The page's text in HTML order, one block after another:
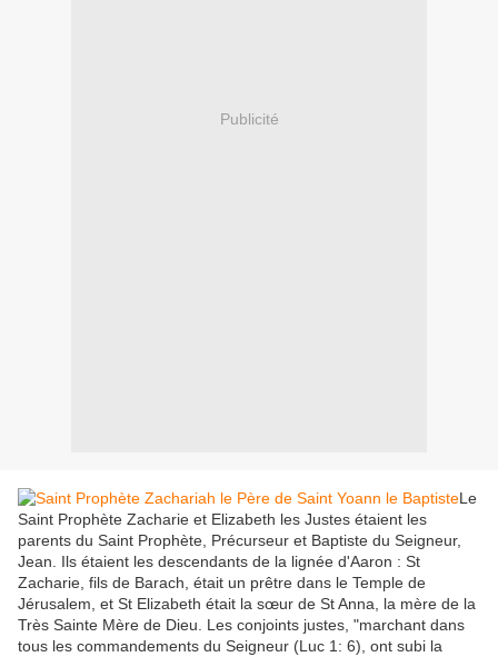
Publicité
Le
Saint Prophète Zacharie et Elizabeth les Justes étaient les
parents du Saint Prophète, Précurseur et Baptiste du Seigneur,
Jean. Ils étaient les descendants de la lignée d'Aaron : St
Zacharie, fils de Barach, était un prêtre dans le Temple de
Jérusalem, et St Elizabeth était la sœur de St Anna, la mère de la
Très Sainte Mère de Dieu. Les conjoints justes, "marchant dans
tous les commandements du Seigneur (Luc 1: 6), ont subi la